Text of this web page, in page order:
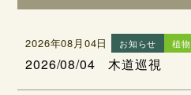
2026年08月04日 お知らせ 植物
2026/08/04 木道巡視